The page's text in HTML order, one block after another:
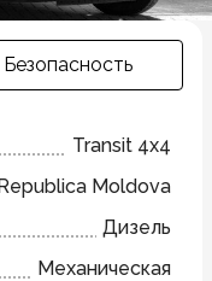
Безопасность
Transit 4x4
Moldova
Дизель
Механическая